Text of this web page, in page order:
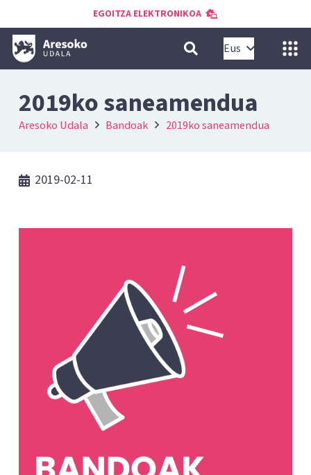
EGOITZA ELEKTRONIKOA
Eus
2019ko saneamendua
Aresoko Udala Bandoak 2019ko saneamendua
2019-02-11